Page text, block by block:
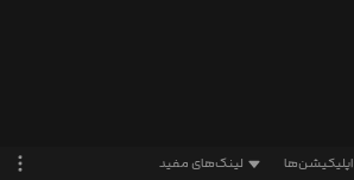
اپلیکیشن‌ها لینک‌های مفید